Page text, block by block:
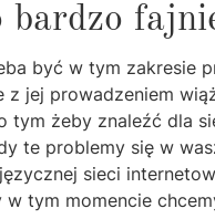
bardzo
być w tym zakresie
jej prowadzeniem
tym żeby znaleźć dla
te problemy się w
sieci
w tym momencie